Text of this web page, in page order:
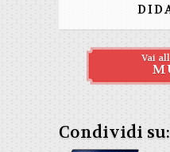
Vai
Condividi su: